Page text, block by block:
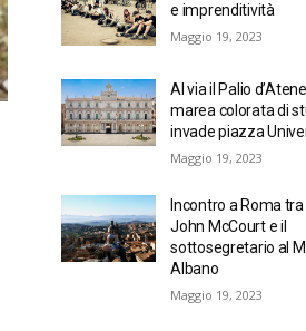
e imprenditività
Maggio 19, 2023
Al via il Palio
marea colorata di
invade piazza
Maggio 19, 2023
Incontro a Roma
John McCourt e il
sottosegretario al
Albano
Maggio 19, 2023